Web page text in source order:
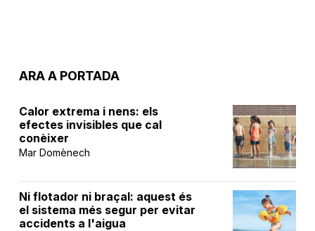
ARA A PORTADA
Calor extrema i nens: els
efectes invisibles que cal
conèixer
Mar Domènech
Ni flotador ni braçal: aquest és
el sistema més segur per evitar
accidents a l'aigua